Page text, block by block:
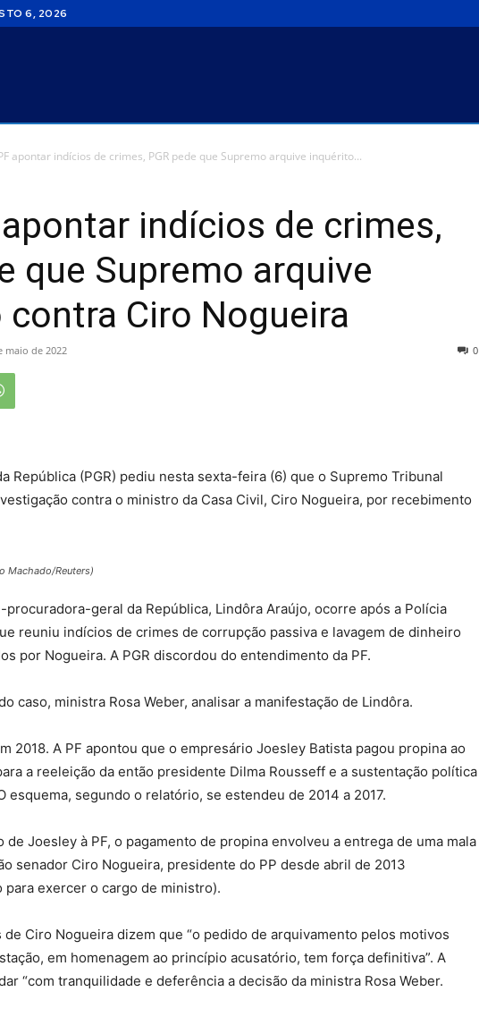
6, 2026
apontar indícios de crimes, PGR pede que Supremo arquive inquérito...
indícios de crimes,
que Supremo arquive
Ciro Nogueira
maio de 2022 0
República (PGR) pediu nesta sexta-feira (6) que o Supremo Tribunal
contra o ministro da Casa Civil, Ciro Nogueira, por recebimento
Machado/Reuters)
procuradora-geral da República, Lindôra Araújo, ocorre após a Polícia
reuniu indícios de crimes de corrupção passiva e lavagem de dinheiro
por Nogueira. A PGR discordou do entendimento da PF.
caso, ministra Rosa Weber, analisar a manifestação de Lindôra.
2018. A PF apontou que o empresário Joesley Batista pagou propina ao
a reeleição da então presidente Dilma Rousseff e a sustentação política
esquema, segundo o relatório, se estendeu de 2014 a 2017.
de Joesley à PF, o pagamento de propina envolveu a entrega de uma mala
senador Ciro Nogueira, presidente do PP desde abril de 2013
para exercer o cargo de ministro).
de Ciro Nogueira dizem que “o pedido de arquivamento pelos motivos
em homenagem ao princípio acusatório, tem força definitiva”. A
“com tranquilidade e deferência a decisão da ministra Rosa Weber.